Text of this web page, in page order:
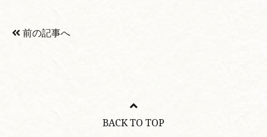
前の記事へ
BACK TO TOP